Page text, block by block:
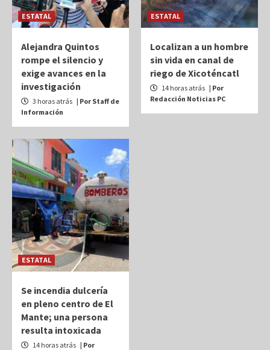
ESTATAL
Alejandra Quintos
rompe el silencio y
exige avances en la
investigación
3 horas atrás | Por Staff de
Información
ESTATAL
Localizan a un hombre
sin vida en canal de
riego de Xicoténcatl
14 horas atrás | Por
Redacción Noticias PC
ESTATAL
Se incendia dulcería
en pleno centro de El
Mante; una persona
resulta intoxicada
14 horas atrás | Por